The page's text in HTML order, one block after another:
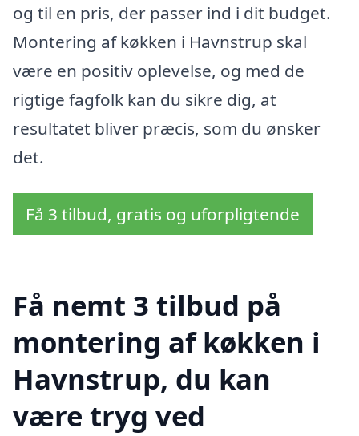
og til en pris, der passer ind i dit budget.
Montering af køkken i Havnstrup skal
være en positiv oplevelse, og med de
rigtige fagfolk kan du sikre dig, at
resultatet bliver præcis, som du ønsker
det.
Få 3 tilbud, gratis og uforpligtende
Få nemt 3 tilbud på
montering af køkken i
Havnstrup, du kan
være tryg ved